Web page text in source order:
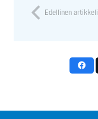
Edellinen artikkeli